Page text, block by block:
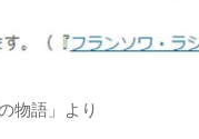
物語」より